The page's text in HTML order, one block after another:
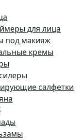
для лица
под макияж
кремы
салфетки